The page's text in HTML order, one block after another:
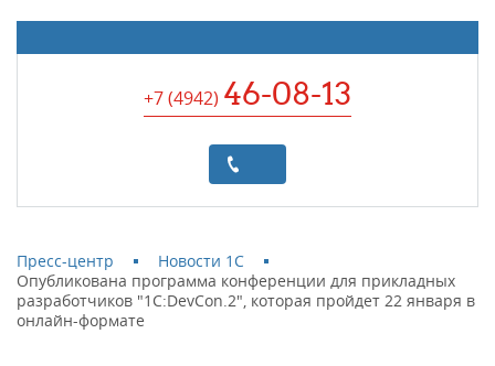
+7 (4942) 46-08-13
Пресс-центр
Новости 1С
Опубликована программа конференции для прикладных
разработчиков "1C:DevCon.2", которая пройдет 22 января в
онлайн-формате